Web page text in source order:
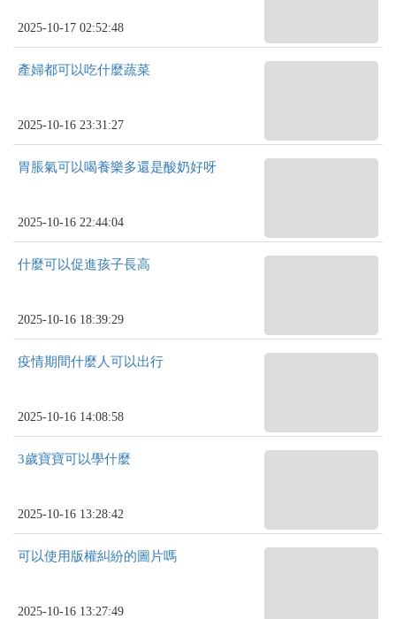
2025-10-17 02:52:48
產婦都可以吃什麼蔬菜
2025-10-16 23:31:27
胃脹氣可以喝養樂多還是酸奶好呀
2025-10-16 22:44:04
什麼可以促進孩子長高
2025-10-16 18:39:29
疫情期間什麼人可以出行
2025-10-16 14:08:58
3歲寶寶可以學什麼
2025-10-16 13:28:42
可以使用版權糾紛的圖片嗎
2025-10-16 13:27:49